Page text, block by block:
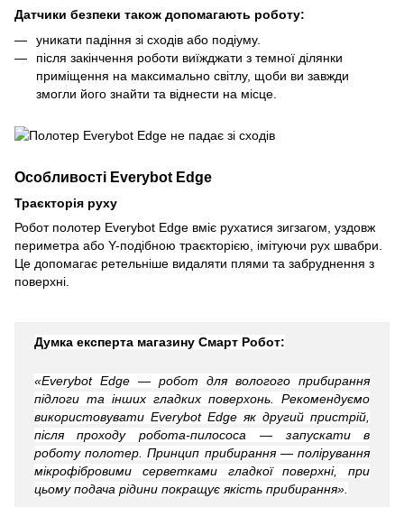
Датчики безпеки також допомагають роботу:
уникати падіння зі сходів або подіуму.
після закінчення роботи виїжджати з темної ділянки
приміщення на максимально світлу, щоби ви завжди
змогли його знайти та віднести на місце.
Особливості Everybot Edge
Траєкторія руху
Робот полотер Everybot Edge вміє рухатися зигзагом, уздовж
периметра або Y-подібною траєкторією, імітуючи рух швабри.
Це допомагає ретельніше видаляти плями та забруднення з
поверхні.
Думка експерта магазину Смарт Робот:
«Everybot Edge — робот для вологого прибирання
підлоги та інших гладких поверхонь. Рекомендуємо
використовувати Everybot Edge як другий пристрій,
після проходу робота-пилососа — запускати в
роботу полотер. Принцип прибирання — полірування
мікрофібровими серветками гладкої поверхні, при
цьому подача рідини покращує якість прибирання».